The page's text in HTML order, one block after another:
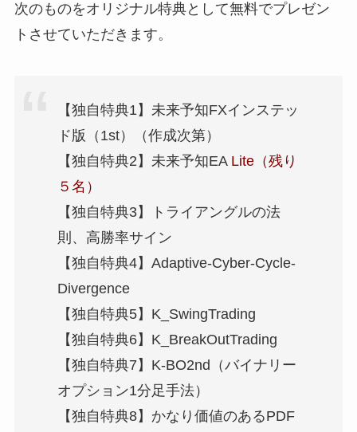
次のものをオリジナル特典として無料でプレゼン
トさせていただきます。
【独自特典1】未来予知FXインステッ
ド版（1st）（作成次第）
【独自特典2】未来予知EALite（残り
５名）
【独自特典3】トライアングルの法
則、高勝率サイン
【独自特典4】Adaptive-Cyber-Cycle-
Divergence
【独自特典5】K_SwingTrading
【独自特典6】K_BreakOutTrading
【独自特典7】K-BO2nd（バイナリー
オプション1分足手法）
【独自特典8】かなり価値のあるPDF